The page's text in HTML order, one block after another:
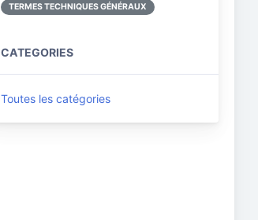
TERMES TECHNIQUES GÉNÉRAUX
CATEGORIES
Toutes les catégories